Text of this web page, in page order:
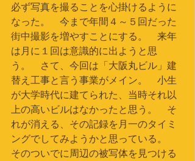
必ず写真を撮ることを心掛けるように
なった。　今まで年間４～５回だった
街中撮影を増やすことにする。　来年
は月に１回は意識的に出ようと思
う。　さて、今回は「大阪丸ビル」建
替え工事と言う事業がメイン。　小生
が大学時代に建てられた、当時それ以
上の高いビルはなかったと思う。　そ
れが消える、その記録を月一のタイミ
ングでしてみようかと思っている。
そのついでに周辺の被写体を見つける